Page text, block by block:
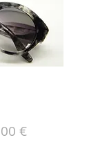
€Prezzo